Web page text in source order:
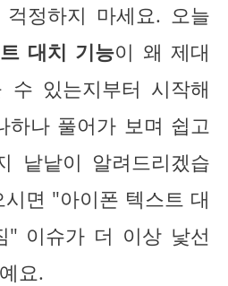
정하지 마세요. 오늘
대치 기능이 왜 제대
수 있는지부터 시작해
하나 풀어가 보며 쉽고
낱낱이 알려드리겠습
면 "아이폰 텍스트 대
" 이슈가 더 이상 낯선
요.